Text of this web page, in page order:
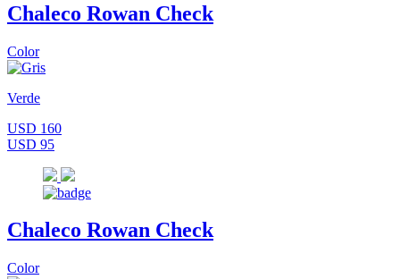
Chaleco Rowan Check
Color
Verde
USD 160
USD 95
Chaleco Rowan Check
Color